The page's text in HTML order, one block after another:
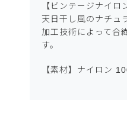
【ビンテージナイロ
天日干し風のナチュ
加工技術によって合
す。
【素材】ナイロン